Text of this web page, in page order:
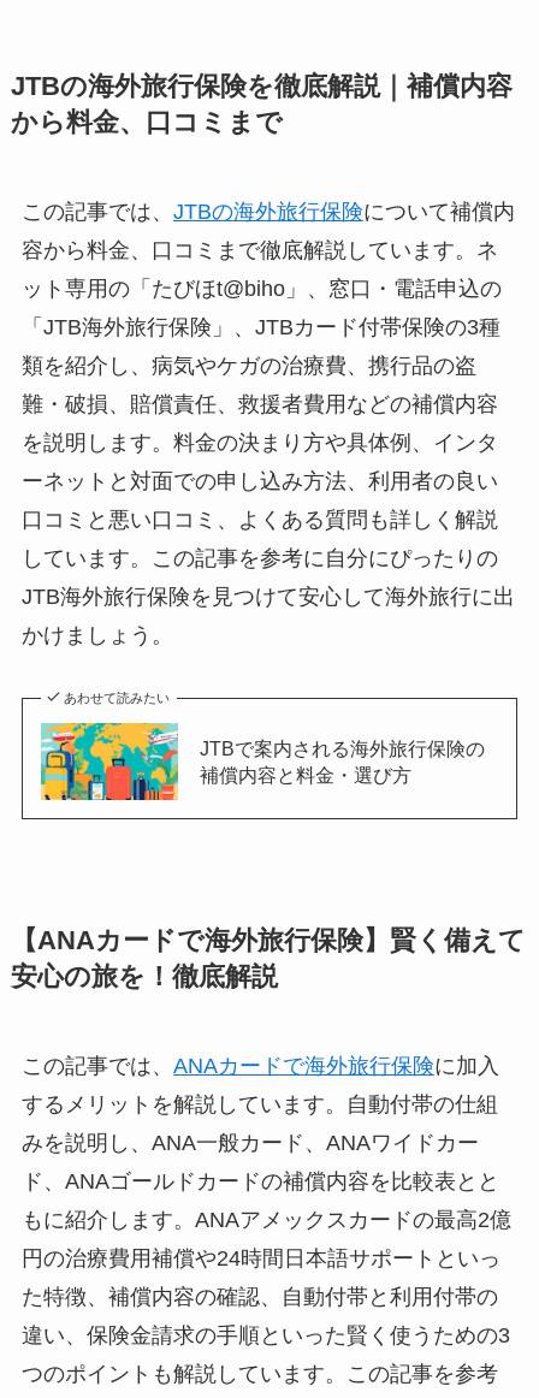
JTBの海外旅行保険を徹底解説｜補償内容
から料金、口コミまで
この記事では、 JTBの海外旅行保険について補償内
容から料金、口コミまで徹底解説しています。ネ
ット専用の「たびほt@biho」、窓口・電話申込の
「JTB海外旅行保険」、JTBカード付帯保険の3種
類を紹介し、病気やケガの治療費、携行品の盗
難・破損、賠償責任、救援者費用などの補償内容
を説明します。料金の決まり方や具体例、インタ
ーネットと対面での申し込み方法、利用者の良い
口コミと悪い口コミ、よくある質問も詳しく解説
しています。この記事を参考に自分にぴったりの
JTB海外旅行保険を見つけて安心して海外旅行に出
かけましょう。
あわせて読みたい
JTBで案内される海外旅行保険の
補償内容と料金・選び方
【ANAカードで海外旅行保険】賢く備えて
安心の旅を！徹底解説
この記事では、 ANAカードで海外旅行保険に加入
するメリットを解説しています。自動付帯の仕組
みを説明し、ANA一般カード、ANAワイドカー
ド、ANAゴールドカードの補償内容を比較表とと
もに紹介します。ANAアメックスカードの最高2億
円の治療費用補償や24時間日本語サポートといっ
た特徴、補償内容の確認、自動付帯と利用付帯の
違い、保険金請求の手順といった賢く使うための3
つのポイントも解説しています。この記事を参考